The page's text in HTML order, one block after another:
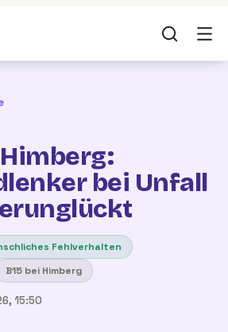
bei Unfall
Fehlverhalten
B15 bei Himberg
15:50